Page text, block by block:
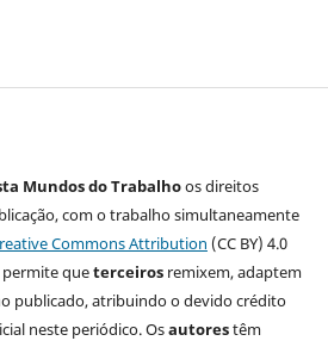
Mundos do Trabalhoos direitos
com o trabalho simultaneamente
Commons Attribution (CC BY) 4.0
queterceirosremixem, adaptem
publicado, atribuindo o devido crédito
neste periódico. Osautorestêm